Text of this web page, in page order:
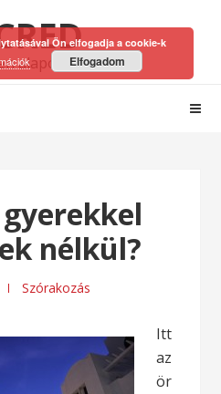
alapozhatod meg!
nélkül?
Szórakozás
Itt
az
ör
Ön elfogadja a cookie-k
Elfogadom